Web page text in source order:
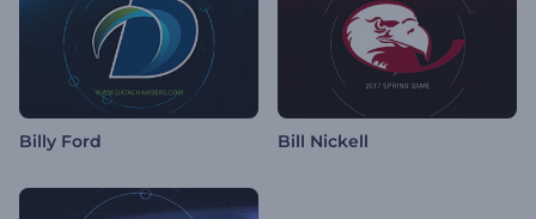
Billy Ford Bill Nickell